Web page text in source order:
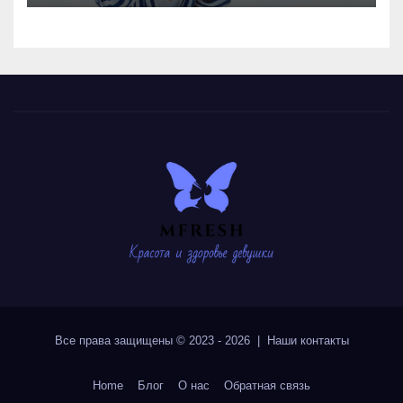
Все права защищены © 2023 - 2026 | Наши контакты
Home Блог О нас Обратная связь